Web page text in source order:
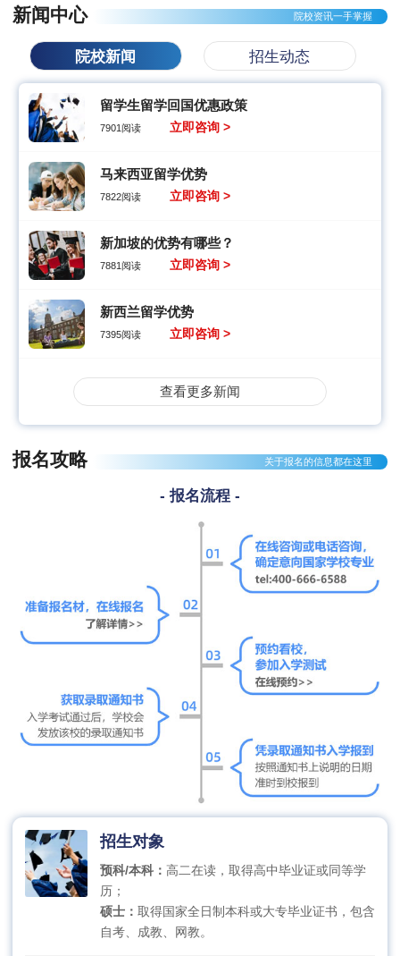
新闻中心 院校资讯一手掌握
院校新闻 招生动态
留学生留学回国优惠政策
7901阅读 立即咨询 >
马来西亚留学优势
7822阅读 立即咨询 >
新加坡的优势有哪些？
7881阅读 立即咨询 >
新西兰留学优势
7395阅读 立即咨询 >
查看更多新闻
报名攻略 关于报名的信息都在这里
- 报名流程 -
招生对象
预科/本科： 高二在读，取得高中毕业证或同等学
历；
硕士： 取得国家全日制本科或大专毕业证书，包含
自考、成教、网教。